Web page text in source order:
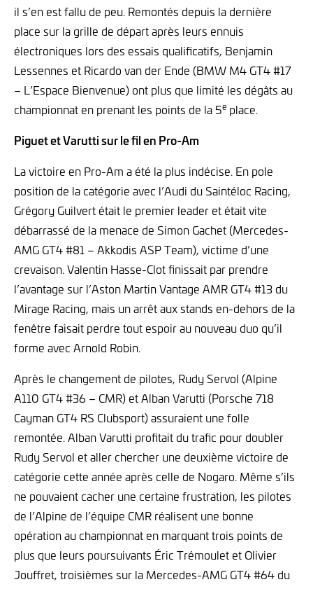
il s’en est fallu de peu. Remontés depuis la dernière
place sur la grille de départ après leurs ennuis
électroniques lors des essais qualificatifs, Benjamin
Lessennes et Ricardo van der Ende (BMW M4 GT4 #17
– L’Espace Bienvenue) ont plus que limité les dégâts au
championnat en prenant les points de la 5e place.
Piguet et Varutti sur le fil en Pro-Am
La victoire en Pro-Am a été la plus indécise. En pole
position de la catégorie avec l’Audi du Saintéloc Racing,
Grégory Guilvert était le premier leader et était vite
débarrassé de la menace de Simon Gachet (Mercedes-
AMG GT4 #81 – Akkodis ASP Team), victime d’une
crevaison. Valentin Hasse-Clot finissait par prendre
l’avantage sur l’Aston Martin Vantage AMR GT4 #13 du
Mirage Racing, mais un arrêt aux stands en-dehors de la
fenêtre faisait perdre tout espoir au nouveau duo qu’il
forme avec Arnold Robin.
Après le changement de pilotes, Rudy Servol (Alpine
A110 GT4 #36 – CMR) et Alban Varutti (Porsche 718
Cayman GT4 RS Clubsport) assuraient une folle
remontée. Alban Varutti profitait du trafic pour doubler
Rudy Servol et aller chercher une deuxième victoire de
catégorie cette année après celle de Nogaro. Même s’ils
ne pouvaient cacher une certaine frustration, les pilotes
de l’Alpine de l’équipe CMR réalisent une bonne
opération au championnat en marquant trois points de
plus que leurs poursuivants Éric Trémoulet et Olivier
Jouffret, troisièmes sur la Mercedes-AMG GT4 #64 du